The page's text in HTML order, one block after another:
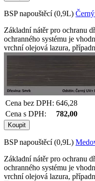
BSP napouštěcí (0,9L)
Základní nátěr pro ochranu
ochranného systému je
vrchní olejová lazura,
Cena bez DPH: 646,28
Cena s DPH:
782,00
BSP napouštěcí (0,9L)
Základní nátěr pro ochranu
ochranného systému je
vrchní olejová lazura,